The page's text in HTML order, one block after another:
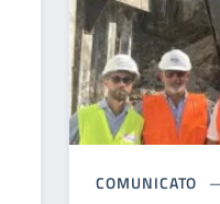
COMUNICATO